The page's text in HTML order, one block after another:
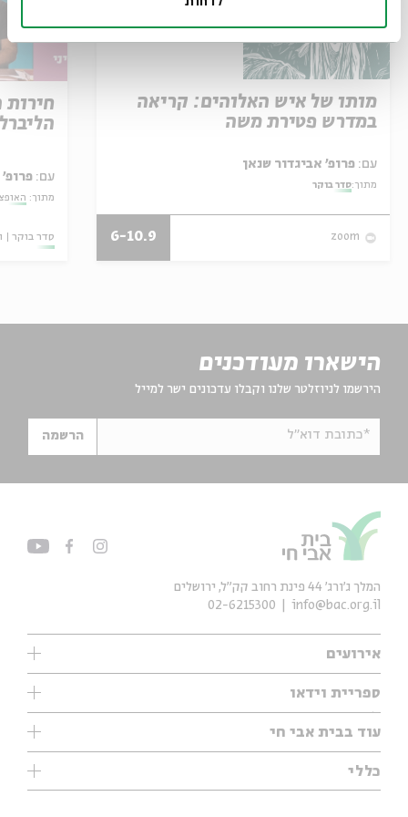
מותו של איש האלוהים: קריאה
במדרש פטירת משה
עם:
מתוך:סדר בוקר
zoom
6-10.9
עם: פרופ'
מתוך:
סדר בוקר
הישארו מעודכנים
הירשמו לניוזלטר שלנו וקבלו עדכונים ישר למייל
*כתובת דוא"ל הרשמה
אירועים
עיון
אנגלית
נוער
ספריית וידאו
ילדים
מוזיקה
עיון
מיוחדים
עוד בבית אבי חי
תערוכות
מיוחדים
כללי
המלך ג'ורג' 44 פינת רחוב קק״ל, ירושלים
info@bac.org.il
02-6215300